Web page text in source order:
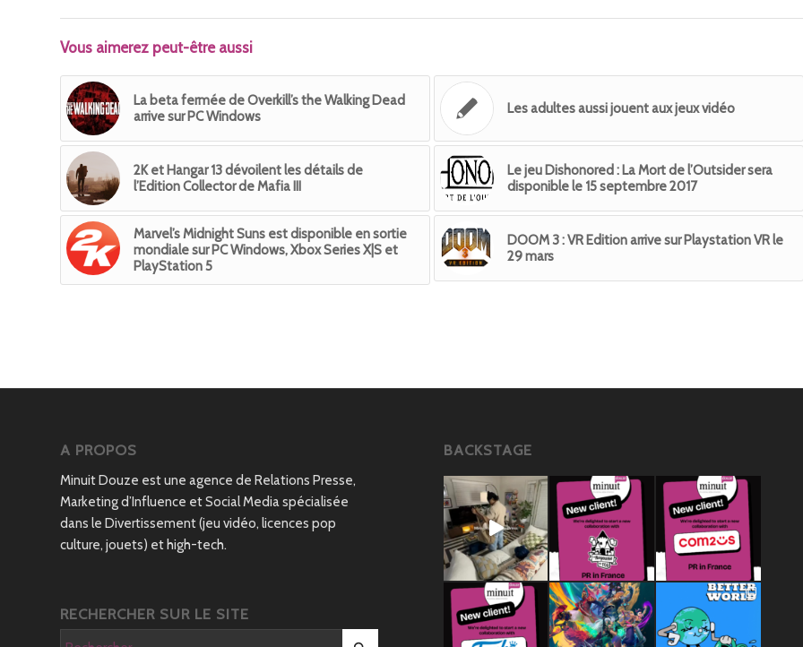
Vous aimerez peut-être aussi
La beta fermée de Overkill’s the Walking Dead
arrive sur PC Windows
Les adultes aussi jouent aux jeux vidéo
2K et Hangar 13 dévoilent les détails de
l’Edition Collector de Mafia III
Le jeu Dishonored : La Mort de l’Outsider sera
disponible le 15 septembre 2017
Marvel’s Midnight Suns est disponible en sortie
mondiale sur PC Windows, Xbox Series X|S et
PlayStation 5
DOOM 3 : VR Edition arrive sur Playstation VR le
29 mars
A PROPOS
Minuit Douze est une agence de Relations Presse,
Marketing d’Influence et Social Media spécialisée
dans le Divertissement (jeu vidéo, licences pop
culture, jouets) et high-tech.
RECHERCHER SUR LE SITE
BACKSTAGE